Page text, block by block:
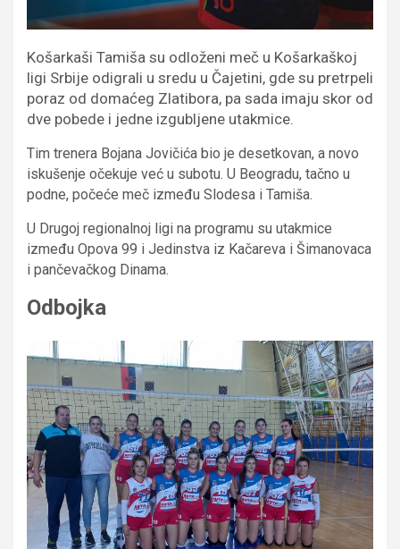
Košarkaši Tamiša su odloženi meč u Košarkaškoj
ligi Srbije odigrali u sredu u Čajetini, gde su pretrpeli
poraz od domaćeg Zlatibora, pa sada imaju skor od
dve pobede i jedne izgubljene utakmice.
Tim trenera Bojana Jovičića bio je desetkovan, a novo
iskušenje očekuje već u subotu. U Beogradu, tačno u
podne, počeće meč između Slodesa i Tamiša.
U Drugoj regionalnoj ligi na programu su utakmice
između Opova 99 i Jedinstva iz Kačareva i Šimanovaca
i pančevačkog Dinama.
Odbojka